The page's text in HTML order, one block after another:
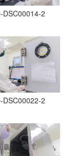
DSC00014-2
DSC00022-2